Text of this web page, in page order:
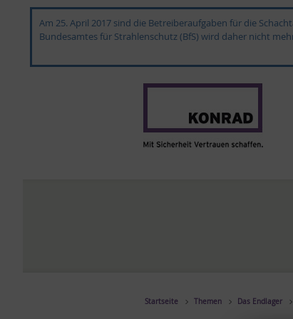
Am 25. April 2017 sind die Betreiberaufgaben für die
Bundesamtes für Strahlenschutz (BfS) wird daher nicht
Startseite Themen Das Endlager